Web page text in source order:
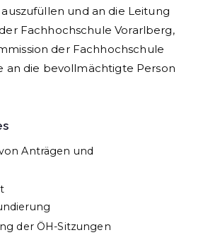
auszufüllen und an die Leitung
Fachhochschule Vorarlberg,
der Fachhochschule
an die bevollmächtigte Person
Anträgen und
der ÖH-Sitzungen